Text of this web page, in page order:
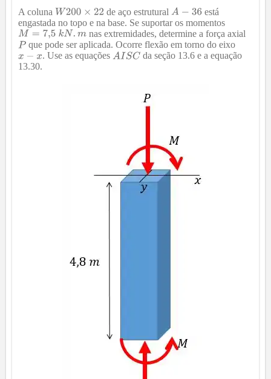
A coluna
de aço estrutural
está
engastada no topo e na base. Se suportar os momentos
nas extremidades, determine a força axial
que pode ser aplicada. Ocorre flexão em torno do eixo
. Use as equações
da seção 13.6 e a equação
13.30.